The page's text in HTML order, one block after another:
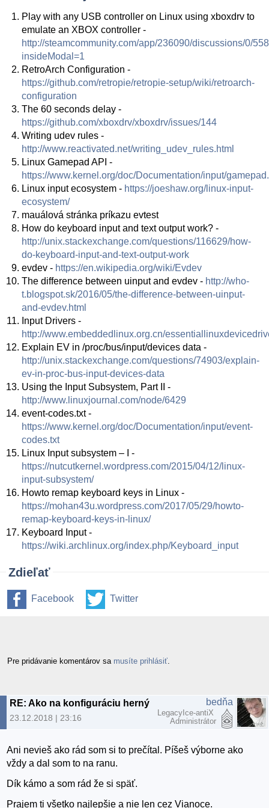
Play with any USB controller on Linux using xboxdrv to
emulate an XBOX controller -
http://steamcommunity.com/app/236090/discussions/0/
insideModal=1
RetroArch Configuration -
https://github.com/retropie/retropie-setup/wiki/retroarch-
configuration
The 60 seconds delay -
https://github.com/xboxdrv/xboxdrv/issues/144
Writing udev rules -
http://www.reactivated.net/writing_udev_rules.html
Linux Gamepad API -
https://www.kernel.org/doc/Documentation/input/
Linux input ecosystem - https://joeshaw.org/linux-input-
ecosystem/
mauálová stránka príkazu evtest
How do keyboard input and text output work? -
http://unix.stackexchange.com/questions/116629/how-
do-keyboard-input-and-text-output-work
evdev - https://en.wikipedia.org/wiki/Evdev
The difference between uinput and evdev - http://who-
t.blogspot.sk/2016/05/the-difference-between-uinput-
and-evdev.html
Input Drivers -
http://www.embeddedlinux.org.cn/
Explain EV in /proc/bus/input/devices data -
http://unix.stackexchange.com/questions/74903/explain-
ev-in-proc-bus-input-devices-data
Using the Input Subsystem, Part II -
http://www.linuxjournal.com/node/6429
event-codes.txt -
https://www.kernel.org/doc/Documentation/input/event-
codes.txt
Linux Input subsystem – I -
https://nutcutkernel.wordpress.com/2015/04/12/linux-
input-subsystem/
Howto remap keyboard keys in Linux -
https://mohan43u.wordpress.com/2017/05/29/howto-
remap-keyboard-keys-in-linux/
Keyboard Input -
https://wiki.archlinux.org/index.php/Keyboard_input
Zdieľať
Facebook Twitter
Pre pridávanie komentárov sa musíte prihlásiť.
23.12.2018 | 23:16
bedňa
LegacyIce-antiX
Administrátor
Ani nevieš ako rád som si to prečítal. Píšeš výborne ako
vždy a dal som to na ranu.
Dík kámo a som rád že si späť.
Prajem ti všetko najlepšie a nie len cez Vianoce.